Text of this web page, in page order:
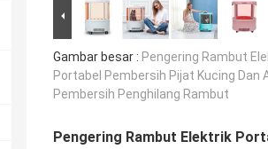
Gambar besar : Pengering Rambut
Portabel Pembersih Pijat Kucing Dan
Pembersih Penghilang Rambut
Pengering Rambut Elektrik